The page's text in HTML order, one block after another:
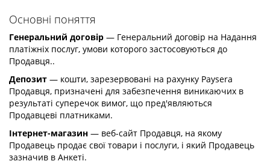
Основні поняття
Генеральний договір — Генеральний договір на Надання
платіжніх послуг, умови которого застосовуються до
Продавця..
Депозит — кошти, зарезервовані на рахунку Paysera
Продавця, призначені для забезпечення виникаючих в
результаті суперечок вимог, що пред'являються
Продавцеві платниками.
Інтернет-магазин — веб-сайт Продавця, на якому
Продавець продає свої товари і послуги, і який Продавець
зазначив в Анкеті.